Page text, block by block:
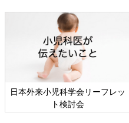
すべての赤ちゃんや家族にとっ
て、よりよい社会・環境となる
ことをめざしてさまざまな課題